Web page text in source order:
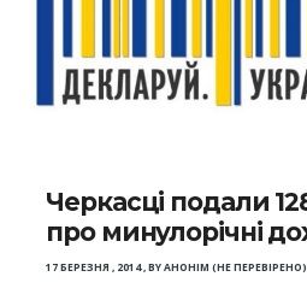
Черкасці подали
про минулорічні
17 БЕРЕЗНЯ , 2014,BYАНОНІМ (НЕ ПЕРЕВІРЕНО)